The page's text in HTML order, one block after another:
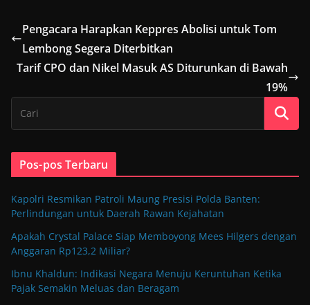
Pengacara Harapkan Keppres Abolisi untuk Tom
Lembong Segera Diterbitkan
Tarif CPO dan Nikel Masuk AS Diturunkan di Bawah
19%
Pos-pos Terbaru
Kapolri Resmikan Patroli Maung Presisi Polda Banten:
Perlindungan untuk Daerah Rawan Kejahatan
Apakah Crystal Palace Siap Memboyong Mees Hilgers dengan
Anggaran Rp123,2 Miliar?
Ibnu Khaldun: Indikasi Negara Menuju Keruntuhan Ketika
Pajak Semakin Meluas dan Beragam